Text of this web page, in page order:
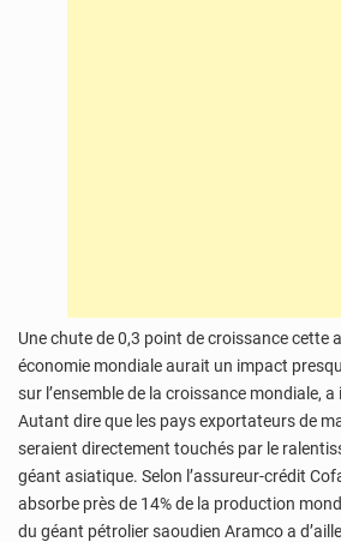
Une chute de 0,3 point de croissance cette
économie mondiale aurait un impact
sur l’ensemble de la croissance mondiale,
Autant dire que les pays exportateurs de
seraient directement touchés par le
géant asiatique. Selon l’assureur-crédit
absorbe près de 14% de la production
du géant pétrolier saoudien Aramco a